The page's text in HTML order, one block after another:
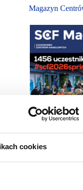
cookies
Magazyn
Bezpłatna wysyłka dla
handlowej,